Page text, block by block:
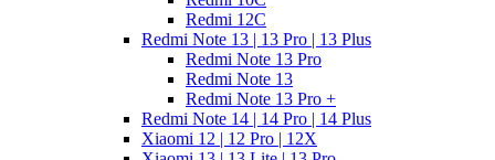
Redmi 12C
Redmi Note 13 | 13 Pro | 13 Plus
Redmi Note 13 Pro
Redmi Note 13
Redmi Note 13 Pro +
Redmi Note 14 | 14 Pro | 14 Plus
Xiaomi 12 | 12 Pro | 12X